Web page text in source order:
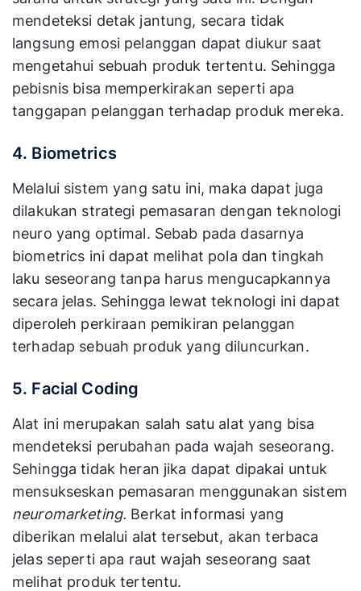
mendeteksi detak jantung, secara tidak
langsung emosi pelanggan dapat diukur saat
mengetahui sebuah produk tertentu. Sehingga
pebisnis bisa memperkirakan seperti apa
tanggapan pelanggan terhadap produk mereka.
4. Biometrics
Melalui sistem yang satu ini, maka dapat juga
dilakukan strategi pemasaran dengan teknologi
neuro yang optimal. Sebab pada dasarnya
biometrics ini dapat melihat pola dan tingkah
laku seseorang tanpa harus mengucapkannya
secara jelas. Sehingga lewat teknologi ini dapat
diperoleh perkiraan pemikiran pelanggan
terhadap sebuah produk yang diluncurkan.
5. Facial Coding
Alat ini merupakan salah satu alat yang bisa
mendeteksi perubahan pada wajah seseorang.
Sehingga tidak heran jika dapat dipakai untuk
mensukseskan pemasaran menggunakan sistem
neuromarketing. Berkat informasi yang
diberikan melalui alat tersebut, akan terbaca
jelas seperti apa raut wajah seseorang saat
melihat produk tertentu.